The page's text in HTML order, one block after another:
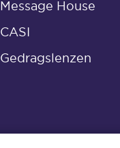
Message House
CASI
Gedragslenzen